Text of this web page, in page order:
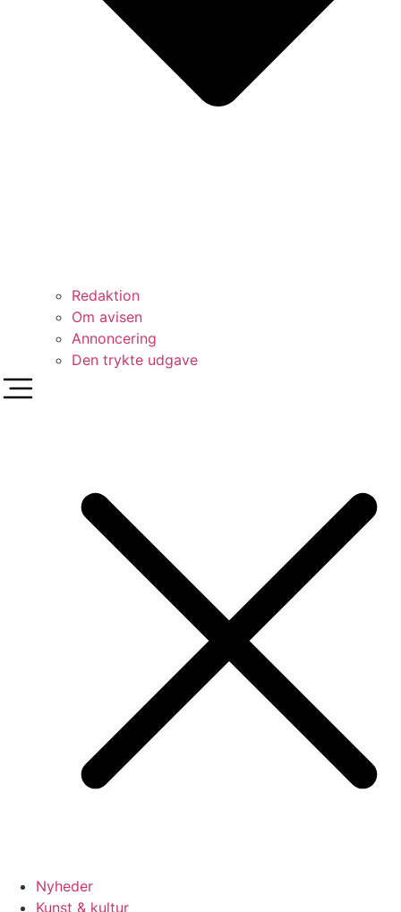
Redaktion
Om avisen
Annoncering
Den trykte udgave
Nyheder
Kunst & kultur